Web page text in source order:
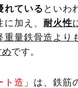
れている といわ
加え、 耐火性
重量鉄骨造より
です。
ト造 」は、鉄筋